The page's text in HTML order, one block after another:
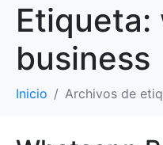
Etiqueta:
business
Inicio Archivos de